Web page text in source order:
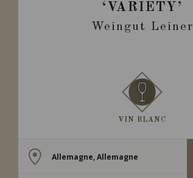
‘VARIETY’
Weingut Leiner
VIN BLANC
Allemagne, Allemagne